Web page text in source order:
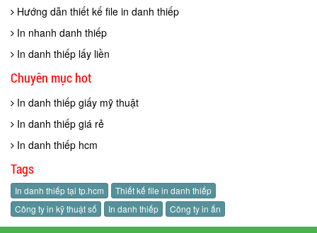
Hướng dẫn thiết kế file in danh thiếp
In nhanh danh thiếp
In danh thiếp lấy liền
Chuyên mục hot
In danh thiếp giấy mỹ thuật
In danh thiếp giá rẻ
In danh thiếp hcm
Tags
In danh thiếp tại tp.hcm
Thiết kế file in danh thiếp
Công ty in kỹ thuật số
In danh thiếp Công ty in ấn